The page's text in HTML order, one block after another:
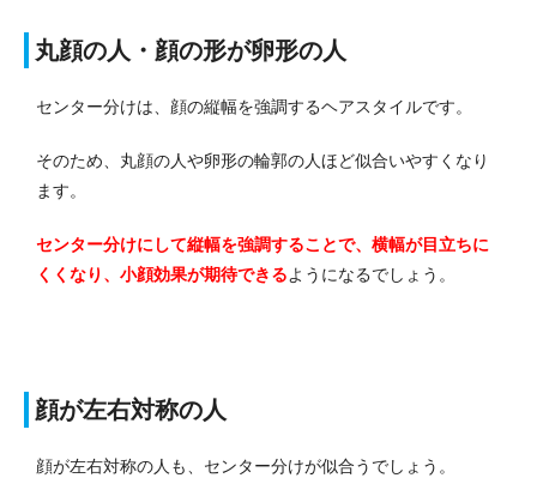
丸顔の人・顔の形が卵形の人
センター分けは、顔の縦幅を強調するヘアスタイルです。
そのため、丸顔の人や卵形の輪郭の人ほど似合いやすくなり
ます。
センター分けにして縦幅を強調することで、横幅が目立ちに
くくなり、小顔効果が期待できるようになるでしょう。
顔が左右対称の人
顔が左右対称の人も、センター分けが似合うでしょう。